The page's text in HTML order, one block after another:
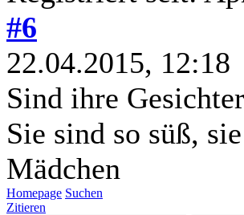
#6
22.04.2015, 12:18
Sind ihre
Sie sind so süß,
Mädchen
Homepage Suchen
Zitieren